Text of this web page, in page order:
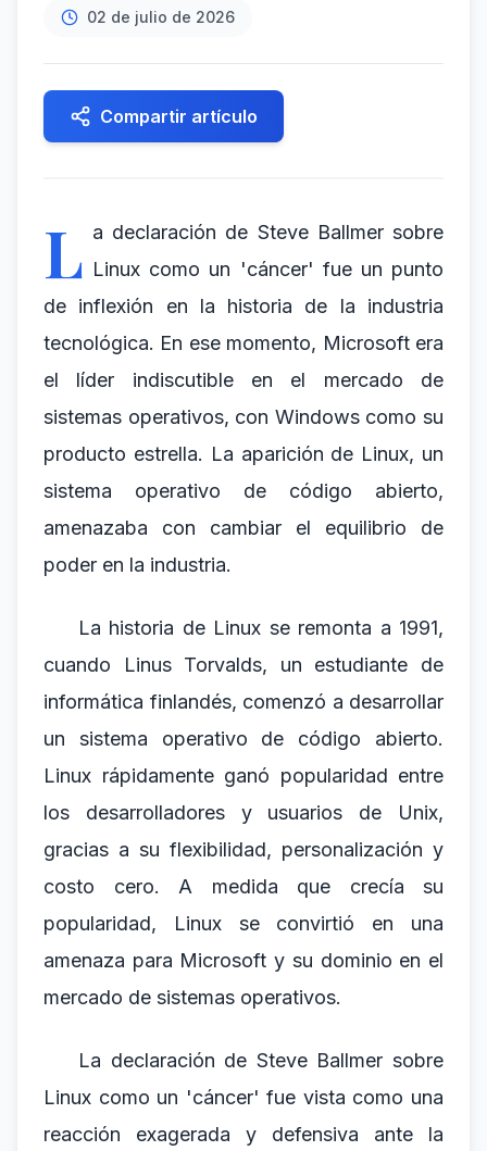
02 de julio de 2026
Compartir artículo
L a declaración de Steve Ballmer sobre
Linux como un 'cáncer' fue un punto
de inflexión en la historia de la industria
tecnológica. En ese momento, Microsoft era
el líder indiscutible en el mercado de
sistemas operativos, con Windows como su
producto estrella. La aparición de Linux, un
sistema operativo de código abierto,
amenazaba con cambiar el equilibrio de
poder en la industria.
La historia de Linux se remonta a 1991,
cuando Linus Torvalds, un estudiante de
informática finlandés, comenzó a desarrollar
un sistema operativo de código abierto.
Linux rápidamente ganó popularidad entre
los desarrolladores y usuarios de Unix,
gracias a su flexibilidad, personalización y
costo cero. A medida que crecía su
popularidad, Linux se convirtió en una
amenaza para Microsoft y su dominio en el
mercado de sistemas operativos.
La declaración de Steve Ballmer sobre
Linux como un 'cáncer' fue vista como una
reacción exagerada y defensiva ante la